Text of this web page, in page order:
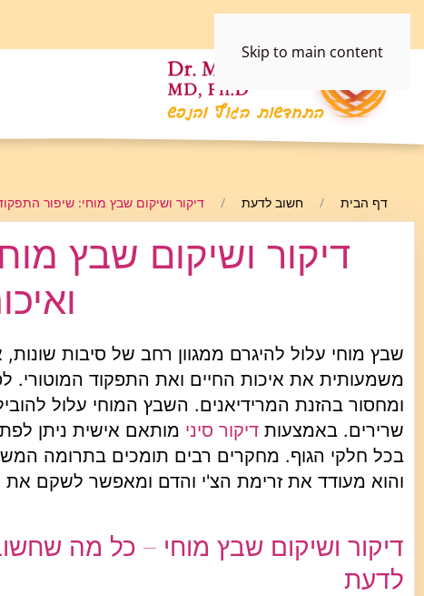
Skip to main content
דף הבית חשוב לדעת דיקור ושיקום שבץ מוחי: שיפור
דיקור ושיקום שבץ
שבץ מוחי עלול להיגרם ממגוון רחב של סיבות
משמעותית את איכות החיים ואת התפקוד המוטורי.
ומחסור בהזנת המרידיאנים. השבץ המוחי עלול
שרירים. באמצעות דיקור סיני מותאם אישית ניתן
בכל חלקי הגוף. מחקרים רבים תומכים בתרומה
והוא מעודד את זרימת הצ'י והדם ומאפשר לשקם את
דיקור ושיקום שבץ מוחי – כל מה
לדעת